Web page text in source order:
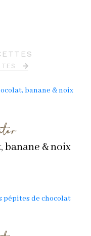
banane & noix